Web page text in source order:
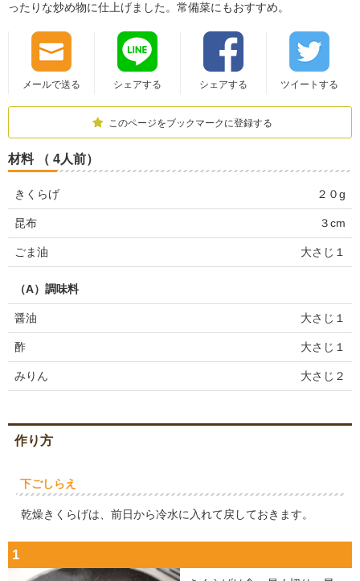
ったりな炒め物に仕上げました。常備菜にもおすすめ。
メールで送る シェアする シェアする ツイートする
このページをブックマークに登録する
材料 （ 4人前）
きくらげ ２０g
昆布 ３cm
ごま油 大さじ１
（A）調味料
醤油 大さじ１
酢 大さじ１
みりん 大さじ２
作り方
下ごしらえ
乾燥きくらげは、前日から冷水に入れて戻しておきます。
1